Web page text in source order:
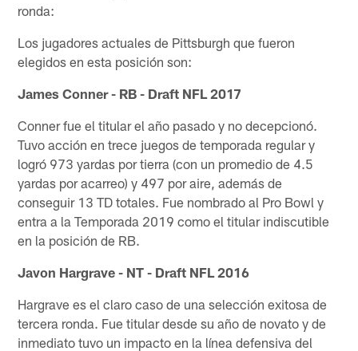
ronda:
Los jugadores actuales de Pittsburgh que fueron
elegidos en esta posición son:
James Conner - RB - Draft NFL 2017
Conner fue el titular el año pasado y no decepcionó.
Tuvo acción en trece juegos de temporada regular y
logró 973 yardas por tierra (con un promedio de 4.5
yardas por acarreo) y 497 por aire, además de
conseguir 13 TD totales. Fue nombrado al Pro Bowl y
entra a la Temporada 2019 como el titular indiscutible
en la posición de RB.
Javon Hargrave - NT - Draft NFL 2016
Hargrave es el claro caso de una selección exitosa de
tercera ronda. Fue titular desde su año de novato y de
inmediato tuvo un impacto en la línea defensiva del